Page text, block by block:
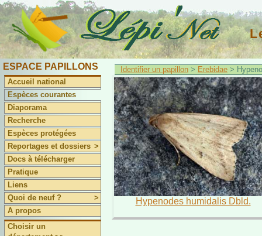
ESPACE PAPILLONS
Accueil national
Espèces courantes
Diaporama
Recherche
Espèces protégées
Reportages et dossiers >
Docs à télécharger
Pratique
Liens
Quoi de neuf ?
>
A propos
Choisir un
Identifier un papillon > Erebidae >
Hypenodes humidalis Dbld.